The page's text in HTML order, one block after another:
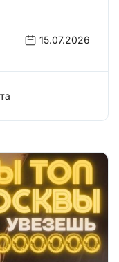
15.07.2026